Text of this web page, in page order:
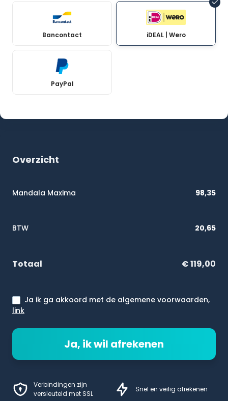
Bancontact iDEAL | Wero
PayPal
Overzicht
Mandala Maxima 98,35
BTW 20,65
Totaal € 119,00
Ja ik ga akkoord met de algemene voorwaarden,
link
Ja, ik wil afrekenen
Verbindingen zijn
versleuteld met SSL
Snel en veilig afrekenen